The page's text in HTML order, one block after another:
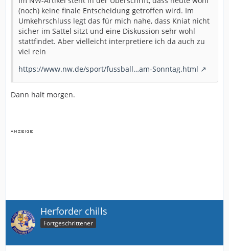
(noch) keine finale Entscheidung getroffen wird. Im
Umkehrschluss legt das für mich nahe, dass Kniat nicht
sicher im Sattel sitzt und eine Diskussion sehr wohl
stattfindet. Aber vielleicht interpretiere ich da auch zu
viel rein
https://www.nw.de/sport/fussball…am-Sonntag.html
Dann halt morgen.
Herforder chills
Fortgeschrittener